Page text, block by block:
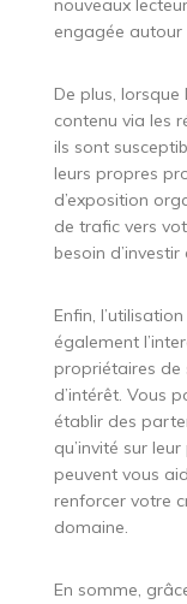
nouveaux
engagée autour
De plus,
contenu via les
ils sont
leurs propres
d’exposition
de trafic vers
besoin
Enfin,
également
propriétaires de
d’intérêt. Vous
établir des
qu’invité sur
peuvent vous
renforcer votre
domaine.
En somme,